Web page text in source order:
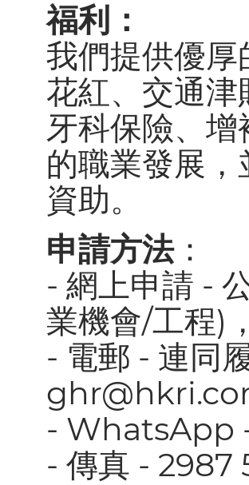
福利：
我們提供優
花紅、交通
牙科保險、
的職業發展
資助。
申請方法：
- 網上申請 -
業機會/工程)
- 電郵 - 連同
- WhatsApp
- 傳真 - 2987